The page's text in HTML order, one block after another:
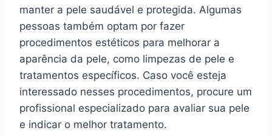
manter a pele saudável e protegida. Algumas
pessoas também optam por fazer
procedimentos estéticos para melhorar a
aparência da pele, como limpezas de pele e
tratamentos específicos. Caso você esteja
interessado nesses procedimentos, procure um
profissional especializado para avaliar sua pele
e indicar o melhor tratamento.